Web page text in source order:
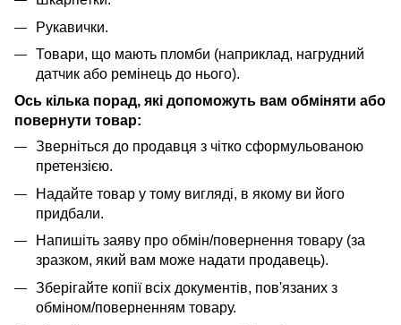
Рукавички.
Товари, що мають пломби (наприклад, нагрудний
датчик або ремінець до нього).
Ось кілька порад, які допоможуть вам обміняти або
повернути товар:
Зверніться до продавця з чітко сформульованою
претензією.
Надайте товар у тому вигляді, в якому ви його
придбали.
Напишіть заяву про обмін/повернення товару (за
зразком, який вам може надати продавець).
Зберігайте копії всіх документів, пов'язаних з
обміном/поверненням товару.